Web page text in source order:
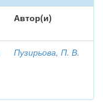
Автор(и)
Пузирьова, П. В.